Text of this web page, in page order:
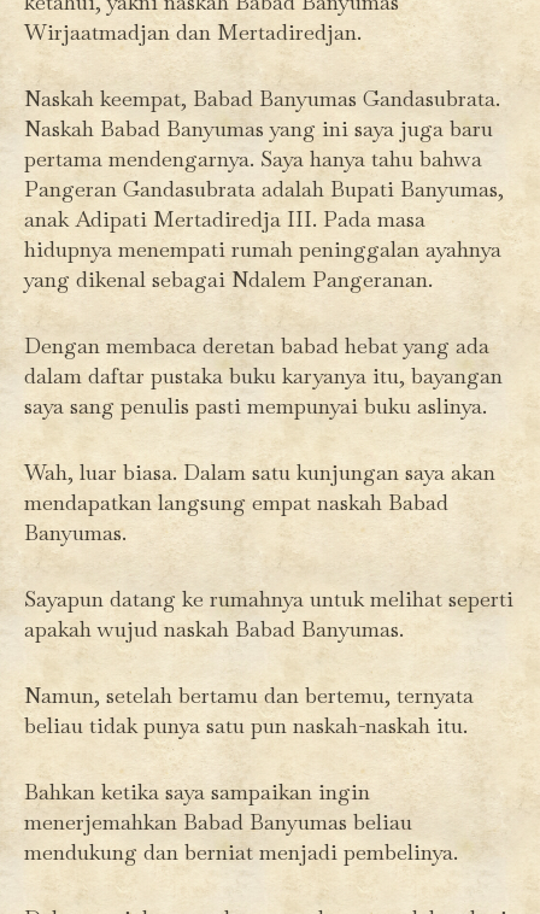
Wirjaatmadjan dan Mertadiredjan.
Naskah keempat, Babad Banyumas Gandasubrata.
Naskah Babad Banyumas yang ini saya juga baru
pertama mendengarnya. Saya hanya tahu bahwa
Pangeran Gandasubrata adalah Bupati Banyumas,
anak Adipati Mertadiredja III. Pada masa
hidupnya menempati rumah peninggalan ayahnya
yang dikenal sebagai Ndalem Pangeranan.
Dengan membaca deretan babad hebat yang ada
dalam daftar pustaka buku karyanya itu, bayangan
saya sang penulis pasti mempunyai buku aslinya.
Wah, luar biasa. Dalam satu kunjungan saya akan
mendapatkan langsung empat naskah Babad
Banyumas.
Sayapun datang ke rumahnya untuk melihat seperti
apakah wujud naskah Babad Banyumas.
Namun, setelah bertamu dan bertemu, ternyata
beliau tidak punya satu pun naskah-naskah itu.
Bahkan ketika saya sampaikan ingin
menerjemahkan Babad Banyumas beliau
mendukung dan berniat menjadi pembelinya.